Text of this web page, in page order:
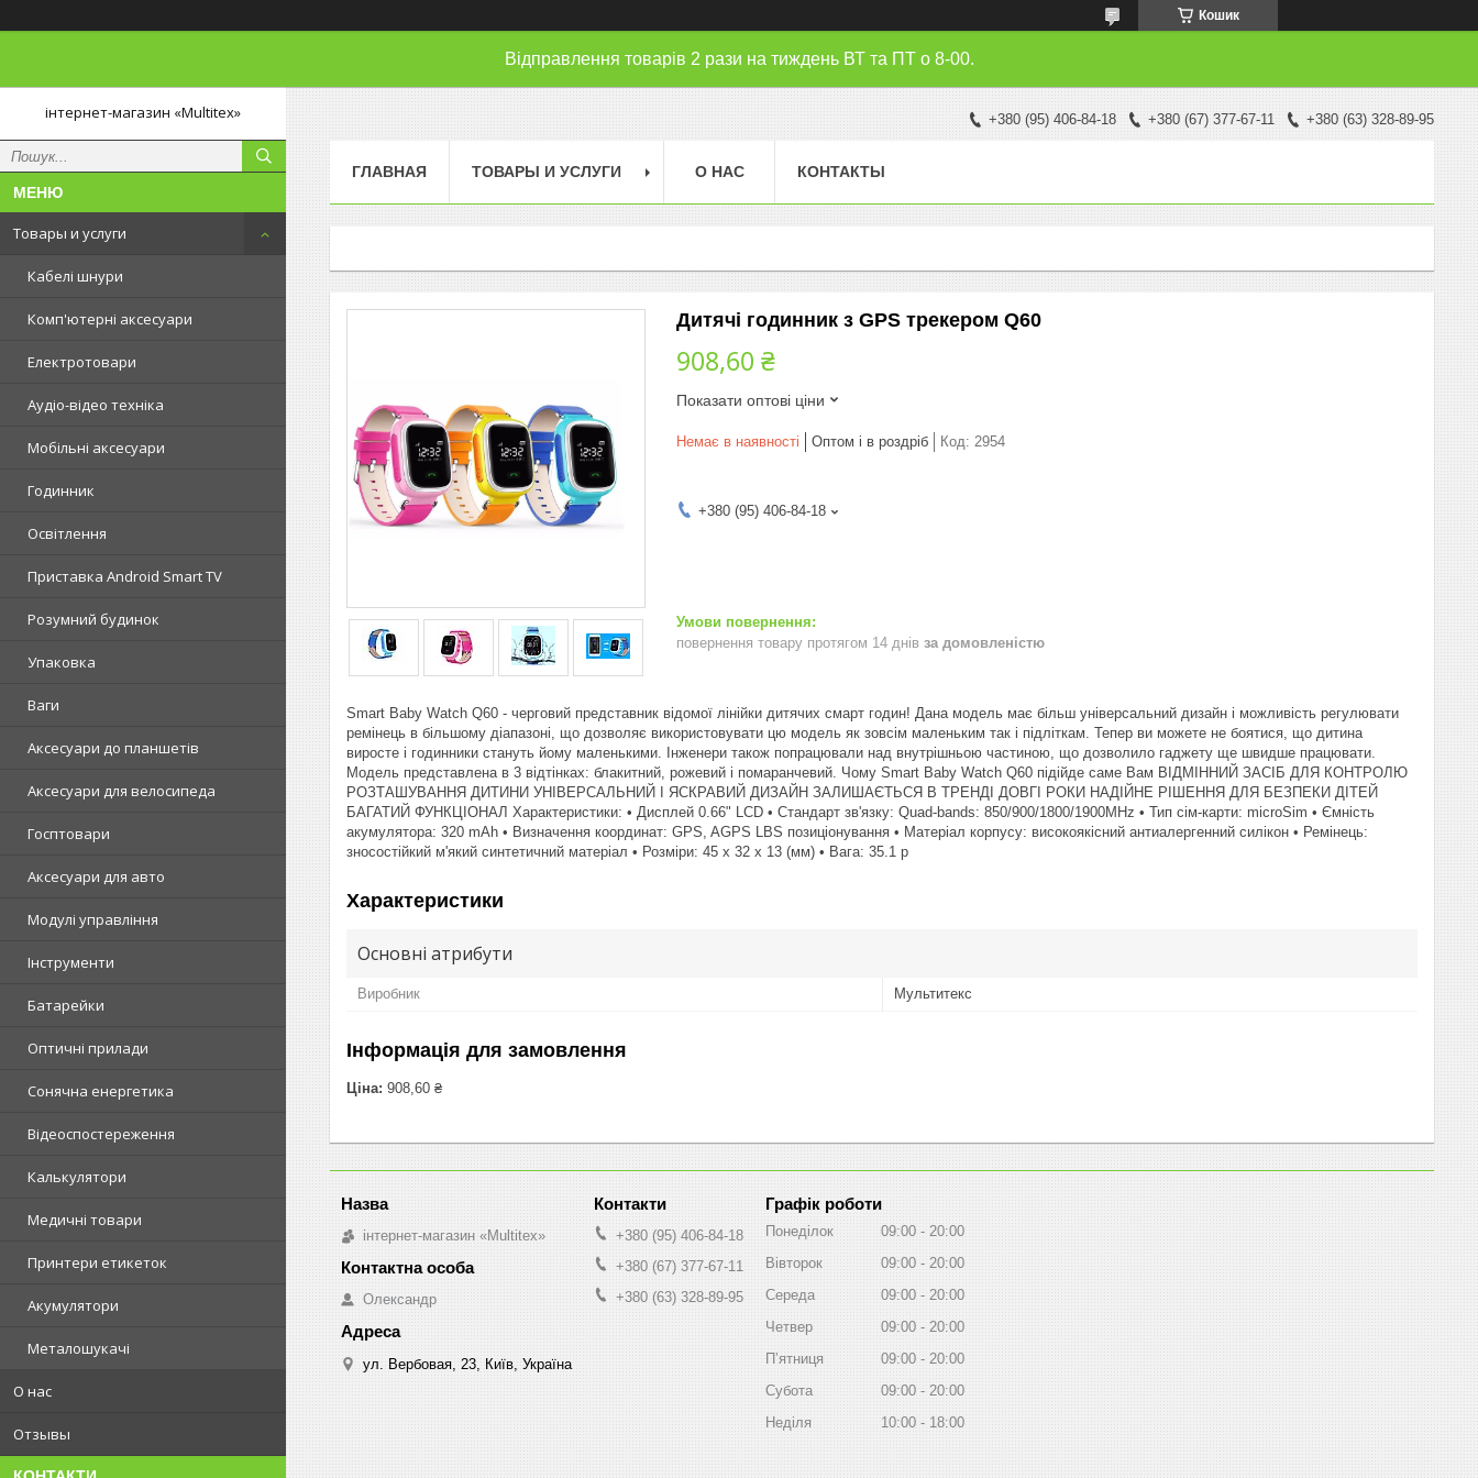
Кошик
Відправлення товарів 2 рази на тиждень ВТ та ПТ о 8-00.
інтернет-магазин «Multitex»
Товары и услуги
Кабелі шнури
Комп'ютерні аксесуари
Електротовари
Аудіо-відео техніка
Мобільні аксесуари
Годинник
Освітлення
Приставка Android Smart TV
Розумний будинок
Упаковка
Ваги
Аксесуари до планшетів
Аксесуари для велосипеда
Госптовари
Аксесуари для авто
Модулі управління
Інструменти
Батарейки
Оптичні прилади
Сонячна енергетика
Відеоспостереження
Калькулятори
Медичні товари
Принтери етикеток
Акумулятори
Металошукачі
О нас
Отзывы
+380 (95) 406-84-18 +380 (67) 377-67-11 +380 (63) 328-89-95
ГЛАВНАЯ ТОВАРЫ И УСЛУГИ О НАС КОНТАКТЫ
Дитячі годинник з GPS трекером Q60
908,60 ₴
Показати оптові ціни
Немає в наявності Оптом і в роздріб Код: 2954
+380 (95) 406-84-18
повернення товару протягом 14 днів за домовленістю
Smart Baby Watch Q60 - черговий представник відомої лінійки дитячих смарт годин! Дана модель має більш універсальний дизайн і можливість регулювати
ремінець в більшому діапазоні, що дозволяє використовувати цю модель як зовсім маленьким так і підліткам. Тепер ви можете не боятися, що дитина
виросте і годинники стануть йому маленькими. Інженери також попрацювали над внутрішньою частиною, що дозволило гаджету ще швидше працювати.
Модель представлена в 3 відтінках: блакитний, рожевий і помаранчевий. Чому Smart Baby Watch Q60 підійде саме Вам ВІДМІННИЙ ЗАСІБ ДЛЯ КОНТРОЛЮ
РОЗТАШУВАННЯ ДИТИНИ УНІВЕРСАЛЬНИЙ І ЯСКРАВИЙ ДИЗАЙН ЗАЛИШАЄТЬСЯ В ТРЕНДІ ДОВГІ РОКИ НАДІЙНЕ РІШЕННЯ ДЛЯ БЕЗПЕКИ ДІТЕЙ
БАГАТИЙ ФУНКЦІОНАЛ Характеристики: • Дисплей 0.66" LCD • Стандарт зв'язку: Quad-bands: 850/900/1800/1900MHz • Тип сім-карти: microSim • Ємність
акумулятора: 320 mAh • Визначення координат: GPS, AGPS LBS позиціонування • Матеріал корпусу: високоякісний антиалергенний силікон • Ремінець:
зносостійкий м'який синтетичний матеріал • Розміри: 45 x 32 x 13 (мм) • Вага: 35.1 р
Характеристики
Основні атрибути
Виробник Мультитекс
Інформація для замовлення
Ціна: 908,60 ₴
інтернет-магазин «Multitex»
Олександр
ул. Вербовая, 23, Київ, Україна
+380 (95) 406-84-18
+380 (67) 377-67-11
+380 (63) 328-89-95
Графік роботи
Понеділок 09:00
20:00
Вівторок
09:00
20:00
Середа
09:00
20:00
Четвер
09:00
20:00
Пʼятниця
09:00
20:00
Субота
09:00
20:00
Неділя
10:00 18:00